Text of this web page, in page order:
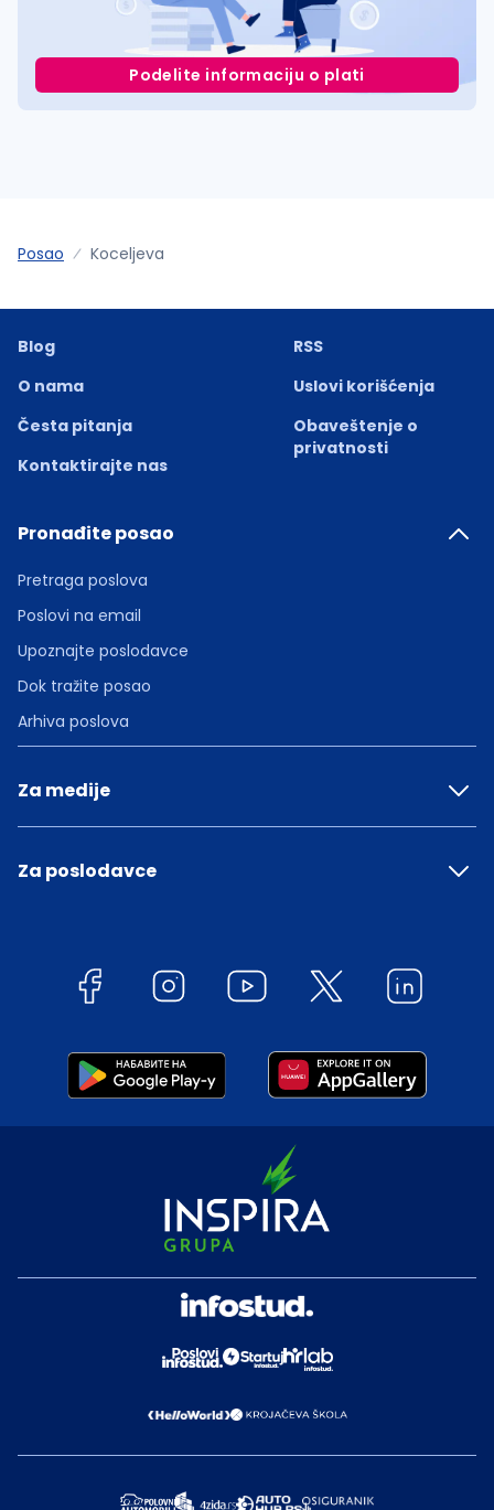
Podelite informaciju o plati
Posao Koceljeva
Blog
O nama
Česta pitanja
Kontaktirajte nas
RSS
Uslovi korišćenja
Obaveštenje o
privatnosti
Pronađite posao
Pretraga poslova
Poslovi na email
Upoznajte poslodavce
Dok tražite posao
Arhiva poslova
Za medije
Za poslodavce